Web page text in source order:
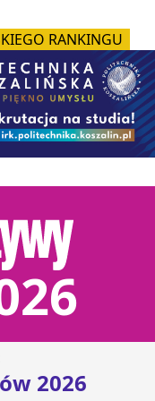
RANKINGU
2026